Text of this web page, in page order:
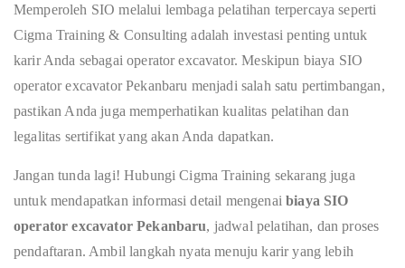
Memperoleh SIO melalui lembaga pelatihan terpercaya seperti
Cigma Training & Consulting adalah investasi penting untuk
karir Anda sebagai operator excavator. Meskipun biaya SIO
operator excavator Pekanbaru menjadi salah satu pertimbangan,
pastikan Anda juga memperhatikan kualitas pelatihan dan
legalitas sertifikat yang akan Anda dapatkan.
Jangan tunda lagi! Hubungi Cigma Training sekarang juga
untuk mendapatkan informasi detail mengenaibiaya SIO
operator excavator Pekanbaru, jadwal pelatihan, dan proses
pendaftaran. Ambil langkah nyata menuju karir yang lebih